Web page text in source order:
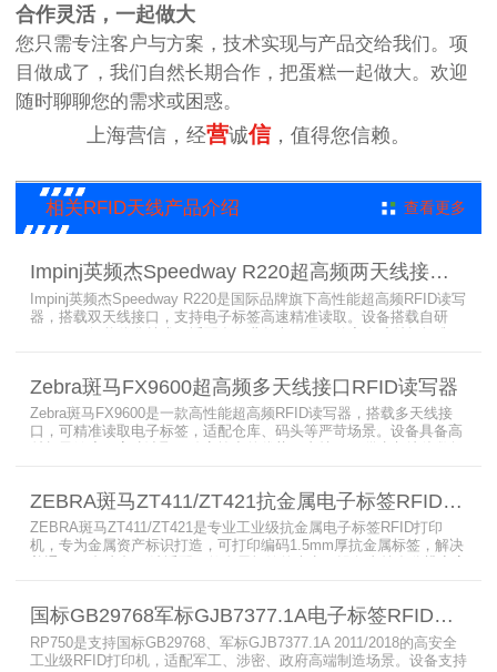
合作灵活，一起做大
您只需专注客户与方案，技术实现与产品交给我们。项
目做成了，我们自然长期合作，把蛋糕一起做大。欢迎
随时聊聊您的需求或困惑。
上海营信，经营诚信，值得您信赖。
相关RFID天线产品介绍 查看更多
Impinj英频杰Speedway R220超高频两天线接口RFID读写器
Impinj英频杰Speedway R220是国际品牌旗下高性能超高频RFID读写
器，搭载双天线接口，支持电子标签高速精准读取。设备搭载自研
备。
Zebra斑马FX9600超高频多天线接口RFID读写器
Zebra斑马FX9600是一款高性能超高频RFID读写器，搭载多天线接
口，可精准读取电子标签，适配仓库、码头等严苛场景。设备具备高
ZEBRA斑马ZT411/ZT421抗金属电子标签RFID打印机
ZEBRA斑马ZT411/ZT421是专业工业级抗金属电子标签RFID打印
机，专为金属资产标识打造，可打印编码1.5mm厚抗金属标签，解决
需贴标作业。
国标GB29768军标GJB7377.1A电子标签RFID打印机RP750
RP750是支持国标GB29768、军标GJB7377.1A 2011/2018的高安全
工业级RFID打印机，适配军工、涉密、政府高端制造场景。设备支持